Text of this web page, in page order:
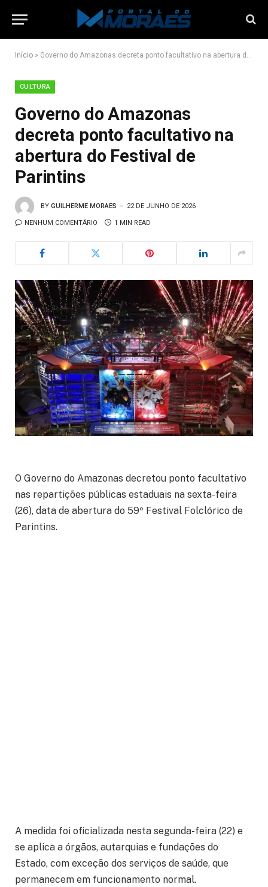
Início » Governo do Amazonas decreta ponto facultativo na abertura do Festival de Parintins
CULTURA
Governo do Amazonas
decreta ponto facultativo na
abertura do Festival de
Parintins
BY GUILHERME MORAES 22 DE JUNHO DE 2026
NENHUM COMENTÁRIO 1 MIN READ
O Governo do Amazonas decretou ponto facultativo
nas repartições públicas estaduais na sexta-feira
(26), data de abertura do 59º Festival Folclórico de
Parintins.
A medida foi oficializada nesta segunda-feira (22) e
se aplica a órgãos, autarquias e fundações do
Estado, com exceção dos serviços de saúde, que
permanecem em funcionamento normal.